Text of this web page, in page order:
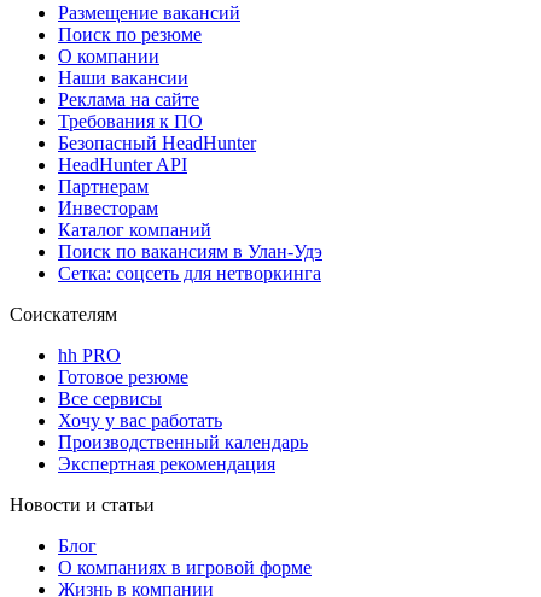
Размещение вакансий
Поиск по резюме
О компании
Наши вакансии
Реклама на сайте
Требования к ПО
Безопасный HeadHunter
HeadHunter API
Партнерам
Инвесторам
Каталог компаний
Поиск по вакансиям в Улан-Удэ
Сетка: соцсеть для нетворкинга
Соискателям
hh PRO
Готовое резюме
Все сервисы
Хочу у вас работать
Производственный календарь
Экспертная рекомендация
Новости и статьи
Блог
О компаниях в игровой форме
Жизнь в компании